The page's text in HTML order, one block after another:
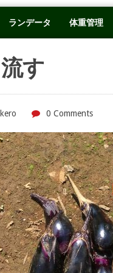
ランデータ 体重管理
す
kero 0 Comments